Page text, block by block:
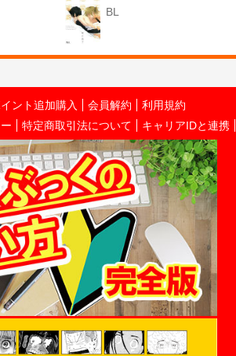
BL
ント追加購入 会員解約
利用規約
特定商取引法について キャリアIDと連携